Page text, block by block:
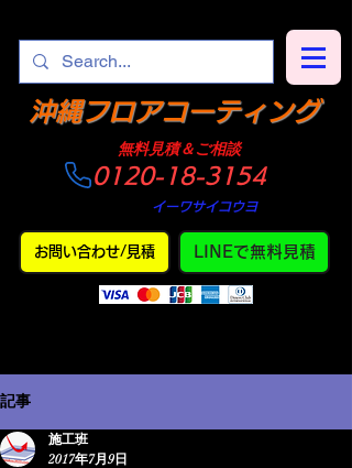
​沖縄フロアコーティング
​無料見積＆ご相談
0120-18-3154
イーワサイコウヨ
お問い合わせ/見積 LINEで無料見積
記事
施工班
2017年7月9日